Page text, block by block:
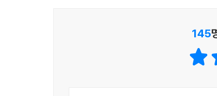
145